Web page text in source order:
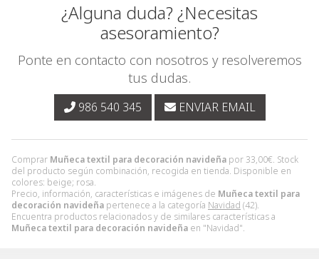
Comprar Muñeca textil para decoración navideña por 33,00€. Stock
del producto según combinación, recogida en tienda. Disponible en
colores: beige; rosa.
Precio, información, características e imágenes de Muñeca textil para
decoración navideña pertenece a la categoría Navidad (42).
Encuentra productos relacionados y de similares características a
Muñeca textil para decoración navideña en "Navidad".
¿Alguna duda? ¿Necesitas
asesoramiento?
Ponte en contacto con nosotros y resolveremos
tus dudas.
986 540 345 ENVIAR EMAIL